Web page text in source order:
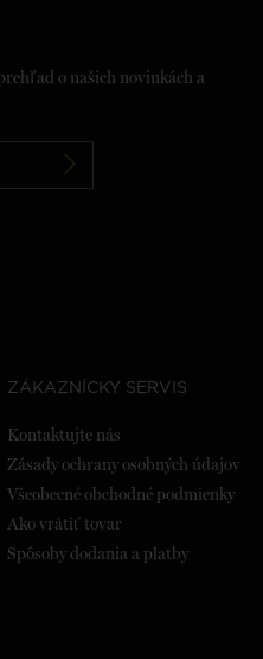
ZÁKAZNÍCKY SERVIS
Kontaktujte nás
Zásady ochrany osobných údajov
Všeobecné obchodné podmienky
Ako vrátiť tovar
Spôsoby dodania a platby
o našich novinkách a